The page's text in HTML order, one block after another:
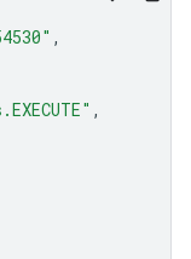
,
,